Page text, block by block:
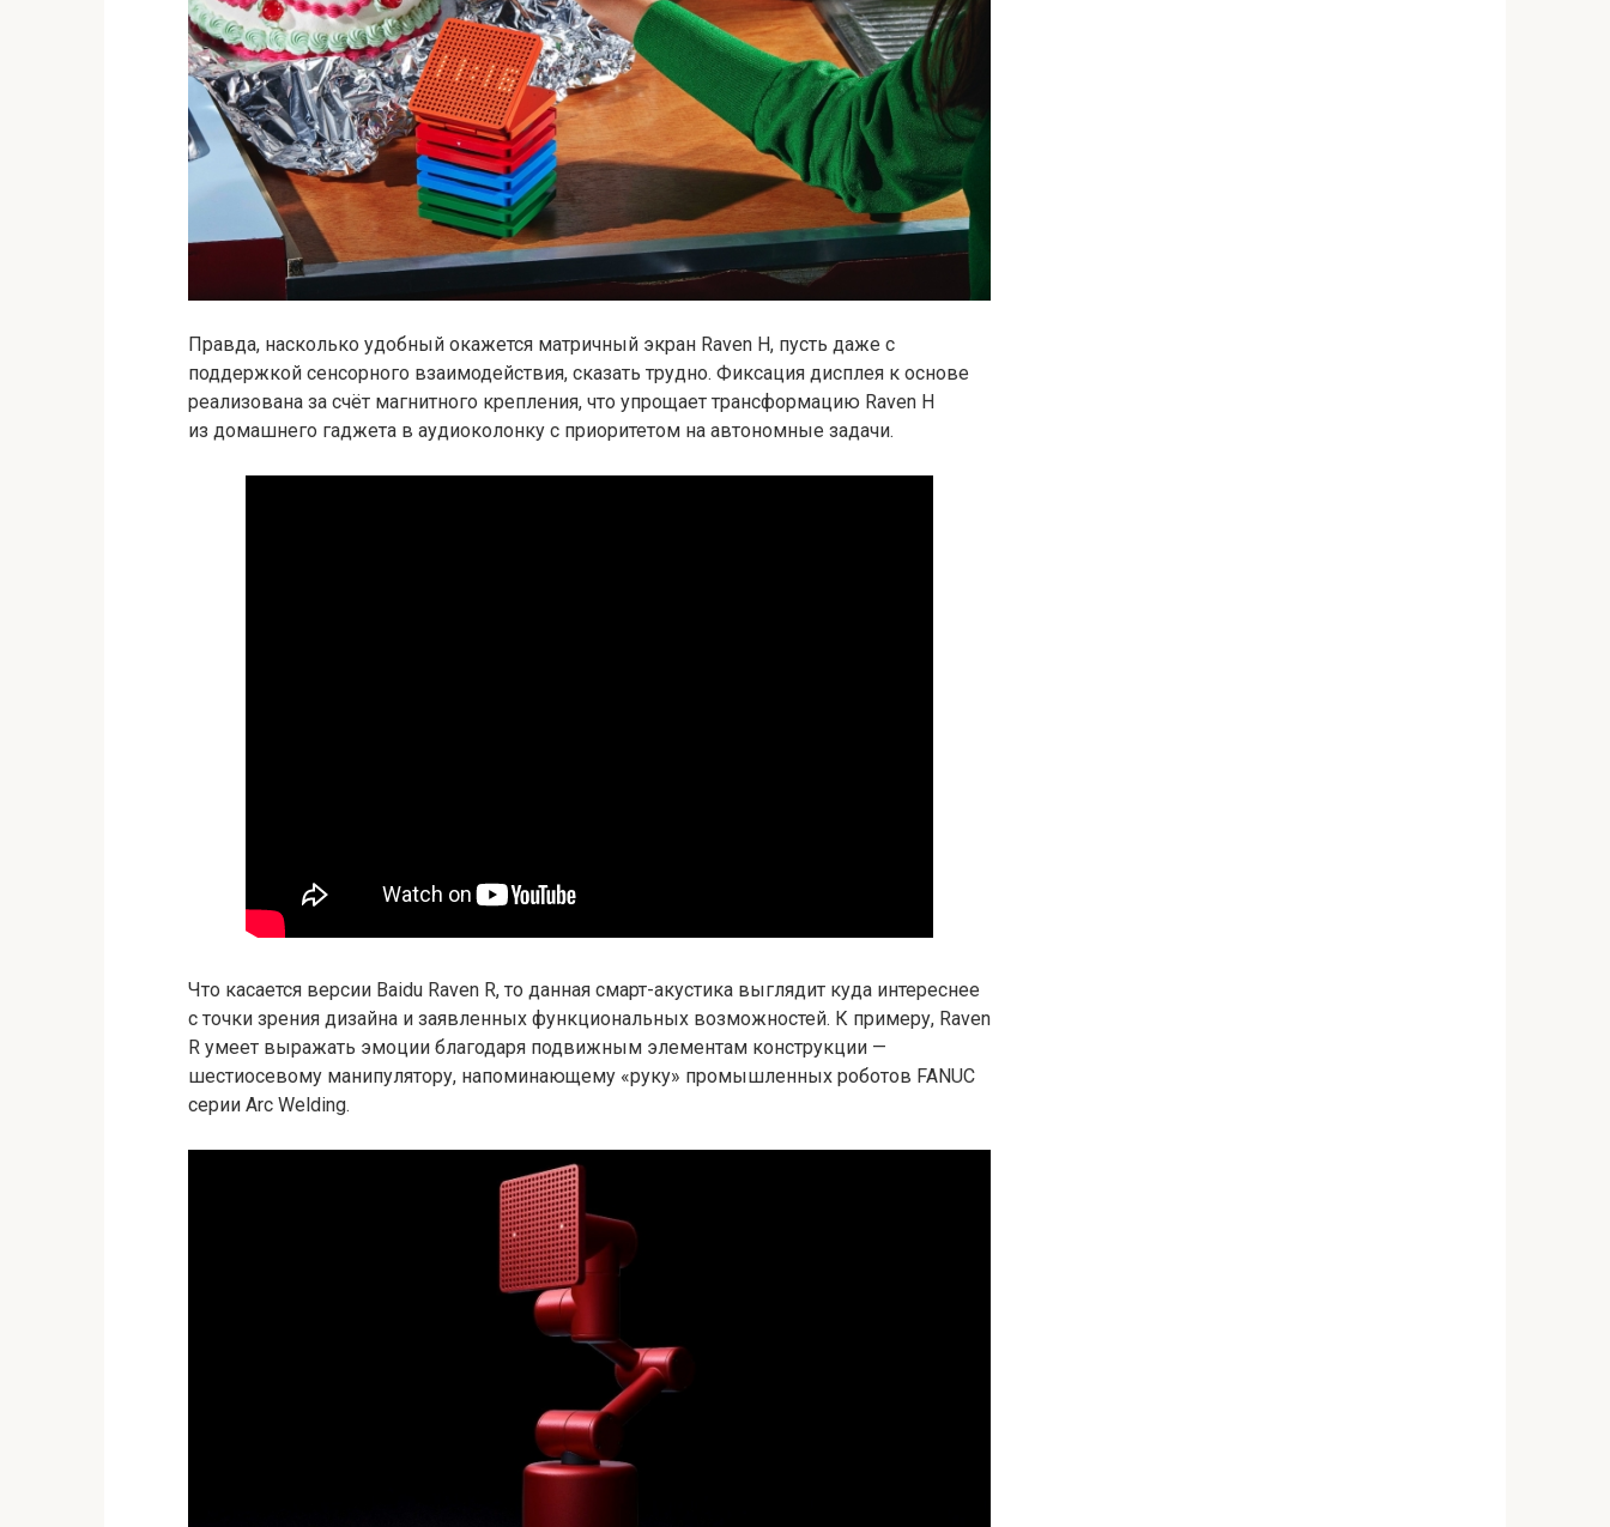
Правда, насколько удобный окажется матричный экран Raven H, пусть даже с
поддержкой сенсорного взаимодействия, сказать трудно. Фиксация дисплея к основе
реализована за счёт магнитного крепления, что упрощает трансформацию Raven H
из домашнего гаджета в аудиоколонку с приоритетом на автономные задачи.
Что касается версии Baidu Raven R, то данная смарт-акустика выглядит куда интереснее
с точки зрения дизайна и заявленных функциональных возможностей. К примеру, Raven
R умеет выражать эмоции благодаря подвижным элементам конструкции —
шестиосевому манипулятору, напоминающему «руку» промышленных роботов FANUC
серии Arc Welding.